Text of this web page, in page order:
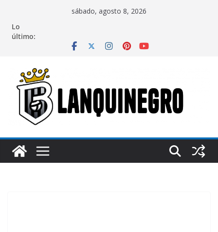
contenido
sábado, agosto 8, 2026
Lo
último: